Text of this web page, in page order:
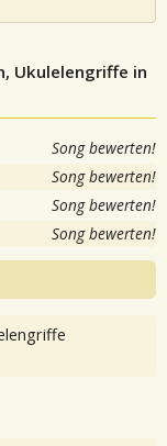
Ukulelengriffe in
Song bewerten!
Song bewerten!
Song bewerten!
Song bewerten!